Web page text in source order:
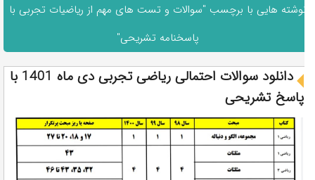
نوشته هایی با برچسب "سوالات و تست های مهم از ریاضیات تجربی با
پاسخنامه تشریحی"
دانلود سوالات احتمالی ریاضی تجربی دی ماه 1401 با
پاسخ تشریحی